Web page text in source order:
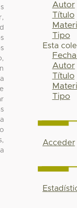
Autor
Título
Tipo
Esta
Autor
Título
Tipo
Acceder